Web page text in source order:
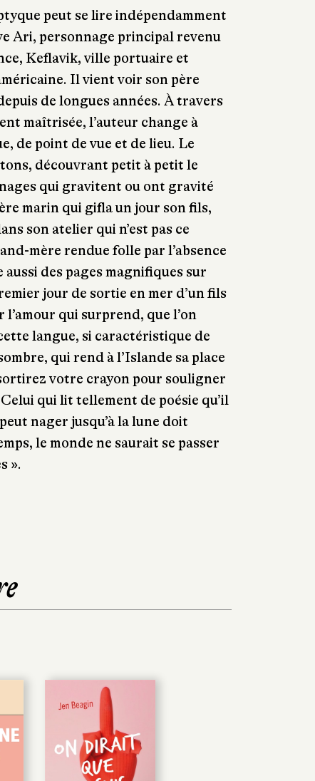
peut se lire indépendamment
Ari, personnage principal revenu
Keflavik, ville portuaire et
Il vient voir son père
de longues années. À travers
maîtrisée, l’auteur change à
de point de vue et de lieu. Le
découvrant petit à petit le
qui gravitent ou ont gravité
marin qui gifla un jour son fils,
son atelier qui n’est pas ce
mère rendue folle par l’absence
des pages magnifiques sur
jour de sortie en mer d’un fils
qui surprend, que l’on
langue, si caractéristique de
qui rend à l’Islande sa place
votre crayon pour souligner
Celui qui lit tellement de poésie qu’il
nager jusqu’à la lune doit
le monde ne saurait se passer
».